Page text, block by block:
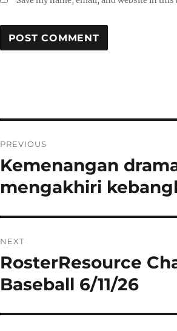
navigation
PREVIOUS
Previous
Kemenangan
mengakhiri
NEXT
Next
post:
RosterResource
Baseball 6/11/26